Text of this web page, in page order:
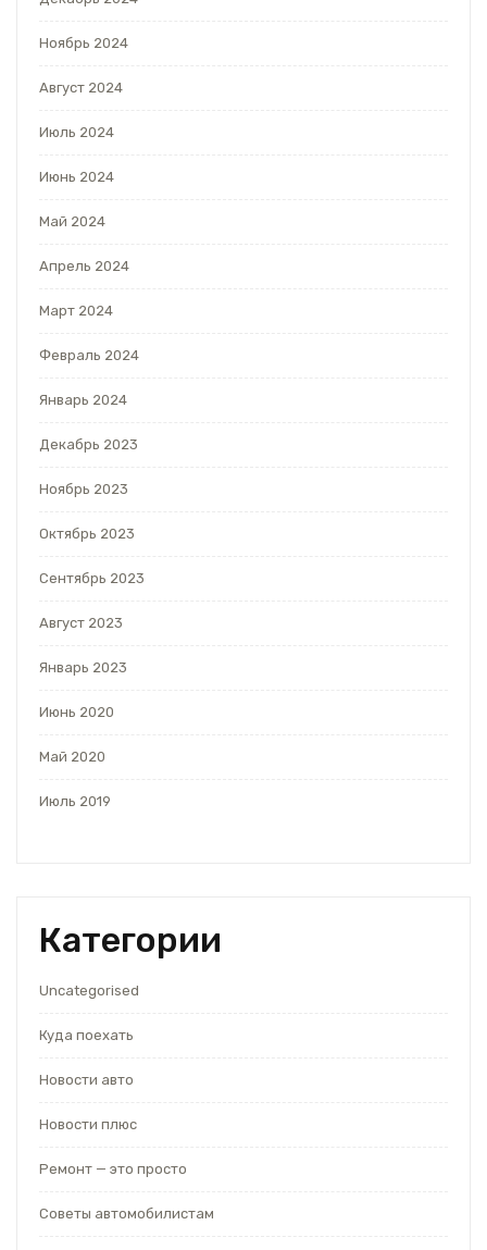
Ноябрь 2024
Август 2024
Июль 2024
Июнь 2024
Май 2024
Апрель 2024
Март 2024
Февраль 2024
Январь 2024
Декабрь 2023
Ноябрь 2023
Октябрь 2023
Сентябрь 2023
Август 2023
Январь 2023
Июнь 2020
Май 2020
Июль 2019
Категории
Uncategorised
Куда поехать
Новости авто
Новости плюс
Ремонт — это просто
Советы автомобилистам